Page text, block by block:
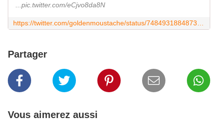
...pic.twitter.com/eCjvo8da8N
Partager
Vous aimerez aussi